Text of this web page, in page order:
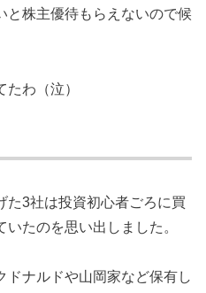
と株主優待もらえないので候
わ（泣）
た3社は投資初心者ごろに買
たのを思い出しました。
ドナルドや山岡家など保有し